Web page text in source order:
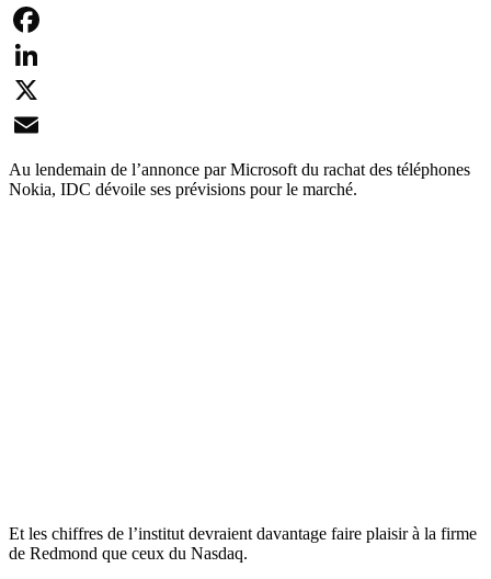
Facebook
LinkedIn
X
Email
Au lendemain de l’annonce par Microsoft du rachat des téléphones
Nokia, IDC dévoile ses prévisions pour le marché.
Et les chiffres de l’institut devraient davantage faire plaisir à la firme
de Redmond que ceux du Nasdaq.